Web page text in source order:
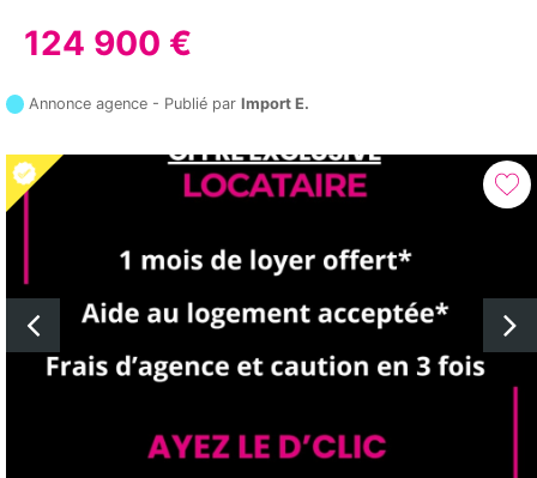
124 900 €
Annonce agence - Publié parImport E.